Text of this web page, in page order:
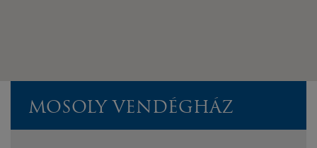
MOSOLY VENDÉGHÁZ